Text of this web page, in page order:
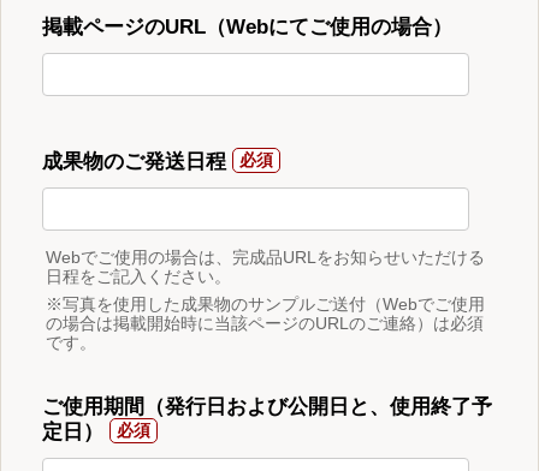
掲載ページのURL（Webにてご使用の場合）
成果物のご発送日程
Webでご使用の場合は、完成品URLをお知らせいただける
日程をご記入ください。
※写真を使用した成果物のサンプルご送付（Webでご使用
の場合は掲載開始時に当該ページのURLのご連絡）は必須
です。
ご使用期間（発行日および公開日と、使用終了予
定日）